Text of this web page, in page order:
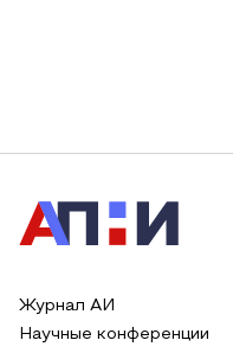
Журнал АИ
Научные конференции